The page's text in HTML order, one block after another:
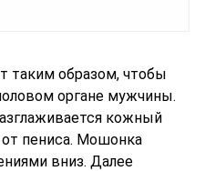
таким образом, чтобы
органе мужчины.
кожный
пениса. Мошонка
вниз. Далее